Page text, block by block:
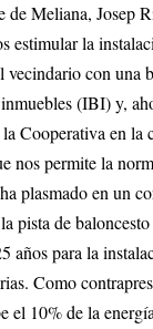
de Meliana, Josep
estimular la
vecindario con una
(IBI) y,
Cooperativa en la
nos permite la
plasmado en un
pista de
años para la
Como
el 10% de la